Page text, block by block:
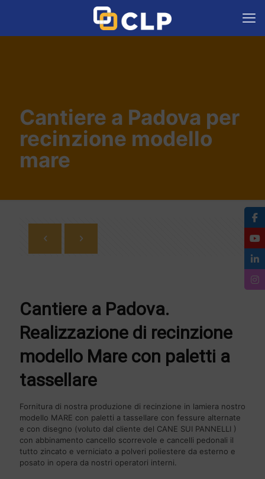
Cantiere a Padova per
recinzione modello
mare
Cantiere a Padova.
Realizzazione di recinzione
modello Mare con paletti a
tassellare
Fornitura di nostra produzione di recinzione in lamiera nostro
modello MARE con paletti a tassellare con fessure alternate
e con disegno (voluto dal cliente del CANE SUI PANNELLI )
con abbinamento cancello scorrevole e cancelli pedonali il
tutto zincato e verniciato a polveri poliestere da esterno e
posato in opera da nostri operatori interni.